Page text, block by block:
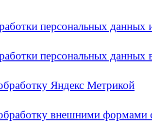
персональных
персональных
Яндекс Метрикой
внешними формами